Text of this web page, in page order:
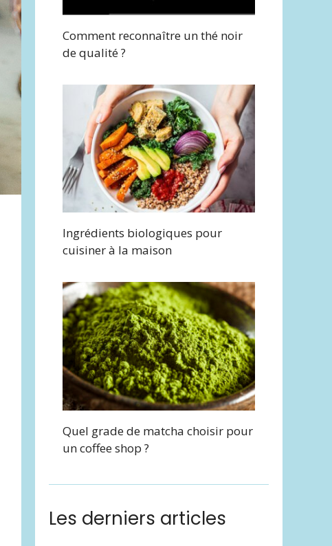
Comment reconnaître un thé noir
de qualité ?
Ingrédients biologiques pour
cuisiner à la maison
Quel grade de matcha choisir pour
un coffee shop ?
Les derniers articles